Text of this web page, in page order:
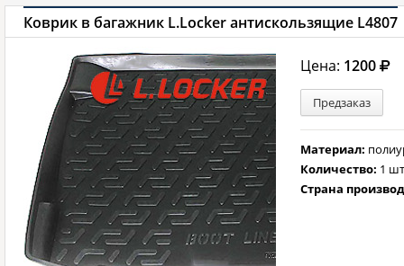
Коврик в багажник L.Locker антискользящие L4807
Цена: 1200
Предзаказ
Материал:
Количество: 1
Страна